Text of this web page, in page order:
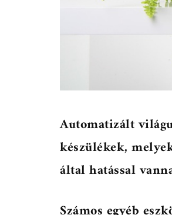
Automatizált
készülékek,
által hatással